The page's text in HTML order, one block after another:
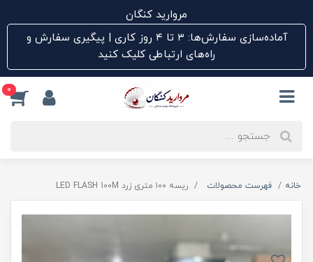
مروارید کنگان
آماده‌سازی سفارش‌ها: ۳ تا ۴ روز کاری | پیگیری سفارش و
راه‌های ارتباطی کلیک کنید
0
خانه فهرست محصولات ریسه ۱۰۰ متری زرد LED FLASH 100M